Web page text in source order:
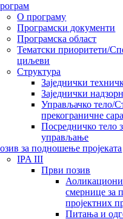
О програму
Програмски документи
Програмска област
Тематски приоритети/
циљеви
Структура
Заједнички
Заједнички
Управљачко тело/
прекограничне
Посредничко тело
управљање
за подношење пројеката
IPA III
Први позив
смернице за
пројектних
Питања и